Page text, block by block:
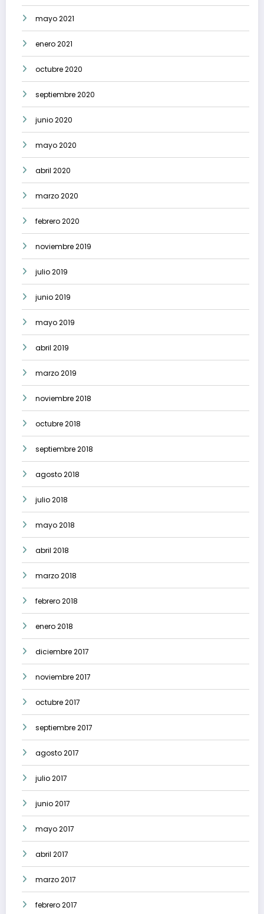
mayo 2021
enero 2021
octubre 2020
septiembre 2020
junio 2020
mayo 2020
abril 2020
marzo 2020
febrero 2020
noviembre 2019
julio 2019
junio 2019
mayo 2019
abril 2019
marzo 2019
noviembre 2018
octubre 2018
septiembre 2018
agosto 2018
julio 2018
mayo 2018
abril 2018
marzo 2018
febrero 2018
enero 2018
diciembre 2017
noviembre 2017
octubre 2017
septiembre 2017
agosto 2017
julio 2017
junio 2017
mayo 2017
abril 2017
marzo 2017
febrero 2017